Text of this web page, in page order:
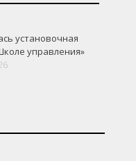
установочная
управления»